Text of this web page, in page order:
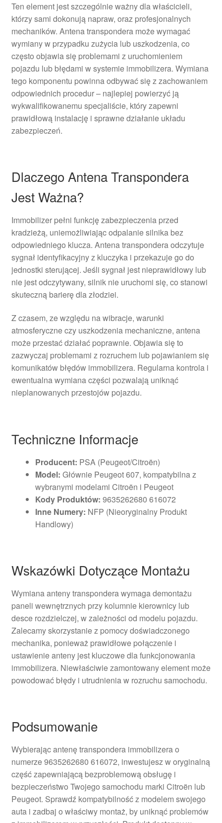
Ten element jest szczególnie ważny dla właścicieli,
którzy sami dokonują napraw, oraz profesjonalnych
mechaników. Antena transpondera może wymagać
wymiany w przypadku zużycia lub uszkodzenia, co
często objawia się problemami z uruchomieniem
pojazdu lub błędami w systemie immobilizera. Wymiana
tego komponentu powinna odbywać się z zachowaniem
odpowiednich procedur – najlepiej powierzyć ją
wykwalifikowanemu specjaliście, który zapewni
prawidłową instalację i sprawne działanie układu
zabezpieczeń.
Dlaczego Antena Transpondera
Jest Ważna?
Immobilizer pełni funkcję zabezpieczenia przed
kradzieżą, uniemożliwiając odpalanie silnika bez
odpowiedniego klucza. Antena transpondera odczytuje
sygnał identyfikacyjny z kluczyka i przekazuje go do
jednostki sterującej. Jeśli sygnał jest nieprawidłowy lub
nie jest odczytywany, silnik nie uruchomi się, co stanowi
skuteczną barierę dla złodziei.
Z czasem, ze względu na wibracje, warunki
atmosferyczne czy uszkodzenia mechaniczne, antena
może przestać działać poprawnie. Objawia się to
zazwyczaj problemami z rozruchem lub pojawianiem się
komunikatów błędów immobilizera. Regularna kontrola i
ewentualna wymiana części pozwalają uniknąć
nieplanowanych przestojów pojazdu.
Techniczne Informacje
Producent: PSA (Peugeot/Citroën)
Model: Głównie Peugeot 607, kompatybilna z
wybranymi modelami Citroën i Peugeot
Kody Produktów: 9635262680 616072
Inne Numery: NFP (Nieoryginalny Produkt
Handlowy)
Wskazówki Dotyczące Montażu
Wymiana anteny transpondera wymaga demontażu
paneli wewnętrznych przy kolumnie kierownicy lub
desce rozdzielczej, w zależności od modelu pojazdu.
Zalecamy skorzystanie z pomocy doświadczonego
mechanika, ponieważ prawidłowe połączenie i
ustawienie anteny jest kluczowe dla funkcjonowania
immobilizera. Niewłaściwie zamontowany element może
powodować błędy i utrudnienia w rozruchu samochodu.
Podsumowanie
Wybierając antenę transpondera immobilizera o
numerze 9635262680 616072, inwestujesz w oryginalną
część zapewniającą bezproblemową obsługę i
bezpieczeństwo Twojego samochodu marki Citroën lub
Peugeot. Sprawdź kompatybilność z modelem swojego
auta i zadbaj o właściwy montaż, by uniknąć problemów